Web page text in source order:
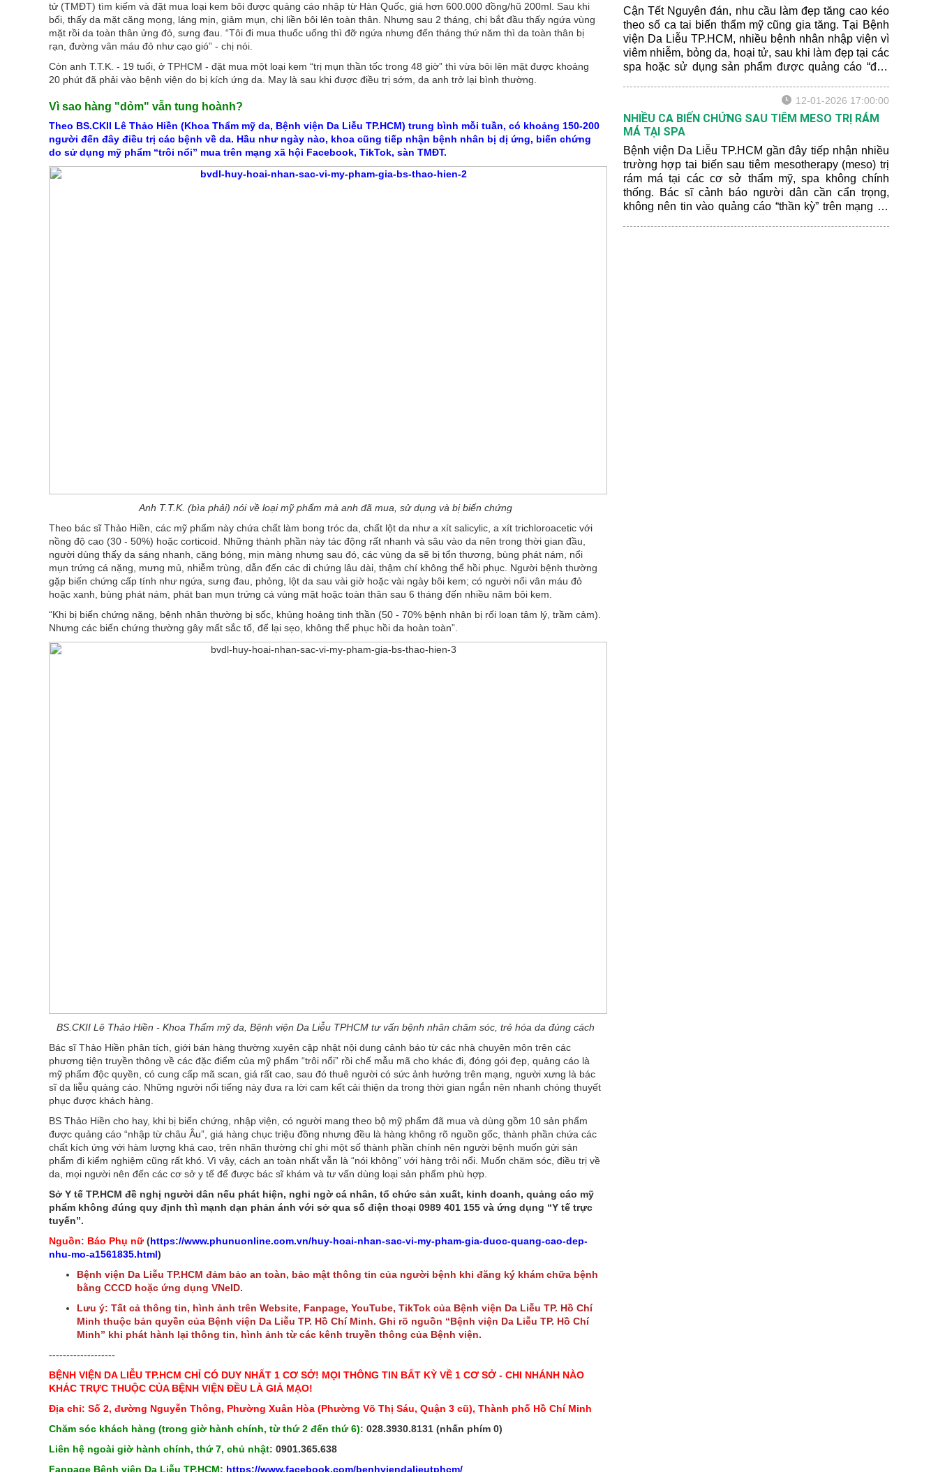
tử (TMĐT) tìm kiếm và đặt mua loại kem bôi được quảng cáo nhập từ Hàn Quốc, giá hơn 600.000 đồng/hũ 200ml. Sau khi
bối, thấy da mặt căng mọng, láng mịn, giảm mụn, chị liền bôi lên toàn thân. Nhưng sau 2 tháng, chị bắt đầu thấy ngứa vùng
mặt rồi da toàn thân ửng đỏ, sưng đau. “Tôi đi mua thuốc uống thì đỡ ngứa nhưng đến tháng thứ năm thì da toàn thân bị
rạn, đường vân máu đỏ như cạo gió” - chị nói.
Còn anh T.T.K. - 19 tuổi, ở TPHCM - đặt mua một loại kem “trị mụn thần tốc trong 48 giờ” thì vừa bôi lên mặt được khoảng
20 phút đã phải vào bệnh viện do bị kích ứng da. May là sau khi được điều trị sớm, da anh trở lại bình thường.
Vì sao hàng "dỏm" vẫn tung hoành?
Theo BS.CKII Lê Thảo Hiền (Khoa Thẩm mỹ da, Bệnh viện Da Liễu TP.HCM) trung bình mỗi tuần, có khoảng 150-200
người đến đây điều trị các bệnh về da. Hầu như ngày nào, khoa cũng tiếp nhận bệnh nhân bị dị ứng, biến chứng
do sử dụng mỹ phẩm “trôi nổi” mua trên mạng xã hội Facebook, TikTok, sàn TMĐT.
Anh T.T.K. (bìa phải) nói về loại mỹ phẩm mà anh đã mua, sử dụng và bị biến chứng
Theo bác sĩ Thảo Hiền, các mỹ phẩm này chứa chất làm bong tróc da, chất lột da như a xít salicylic, a xít trichloroacetic với
nồng độ cao (30 - 50%) hoặc corticoid. Những thành phần này tác động rất nhanh và sâu vào da nên trong thời gian đầu,
người dùng thấy da sáng nhanh, căng bóng, mịn màng nhưng sau đó, các vùng da sẽ bị tổn thương, bùng phát nám, nổi
mụn trứng cá nặng, mưng mủ, nhiễm trùng, dẫn đến các di chứng lâu dài, thậm chí không thể hồi phục. Người bệnh thường
gặp biến chứng cấp tính như ngứa, sưng đau, phỏng, lột da sau vài giờ hoặc vài ngày bôi kem; có người nổi vân máu đỏ
hoặc xanh, bùng phát nám, phát ban mụn trứng cá vùng mặt hoặc toàn thân sau 6 tháng đến nhiều năm bôi kem.
“Khi bị biến chứng nặng, bệnh nhân thường bị sốc, khủng hoảng tinh thần (50 - 70% bệnh nhân bị rối loạn tâm lý, trầm cảm).
Nhưng các biến chứng thường gây mất sắc tố, để lại sẹo, không thể phục hồi da hoàn toàn”.
BS.CKII Lê Thảo Hiền - Khoa Thẩm mỹ da, Bệnh viện Da Liễu TPHCM tư vấn bệnh nhân chăm sóc, trẻ hóa da đúng cách
Bác sĩ Thảo Hiền phân tích, giới bán hàng thường xuyên cập nhật nội dung cảnh báo từ các nhà chuyên môn trên các
phương tiện truyền thông về các đặc điểm của mỹ phẩm “trôi nổi” rồi chế mẫu mã cho khác đi, đóng gói đẹp, quảng cáo là
mỹ phẩm độc quyền, có cung cấp mã scan, giá rất cao, sau đó thuê người có sức ảnh hưởng trên mạng, người xưng là bác
sĩ da liễu quảng cáo. Những người nổi tiếng này đưa ra lời cam kết cải thiện da trong thời gian ngắn nên nhanh chóng thuyết
phục được khách hàng.
BS Thảo Hiền cho hay, khi bị biến chứng, nhập viện, có người mang theo bộ mỹ phẩm đã mua và dùng gồm 10 sản phẩm
được quảng cáo “nhập từ châu Âu”, giá hàng chục triệu đồng nhưng đều là hàng không rõ nguồn gốc, thành phần chứa các
chất kích ứng với hàm lượng khá cao, trên nhãn thường chỉ ghi một số thành phần chính nên người bệnh muốn gửi sản
phẩm đi kiểm nghiệm cũng rất khó. Vì vậy, cách an toàn nhất vẫn là “nói không” với hàng trôi nổi. Muốn chăm sóc, điều trị về
da, mọi người nên đến các cơ sở y tế để được bác sĩ khám và tư vấn dùng loại sản phẩm phù hợp.
Sở Y tế TP.HCM đề nghị người dân nếu phát hiện, nghi ngờ cá nhân, tổ chức sản xuất, kinh doanh, quảng cáo mỹ
phẩm không đúng quy định thì mạnh dạn phản ánh với sở qua số điện thoại 0989 401 155 và ứng dụng “Y tế trực
tuyến”.
Nguồn: Báo Phụ nữ(https://www.phunuonline.com.vn/huy-hoai-nhan-sac-vi-my-pham-gia-duoc-quang-cao-dep-
nhu-mo-a1561835.html)
Bệnh viện Da Liễu TP.HCM đảm bảo an toàn, bảo mật thông tin của người bệnh khi đăng ký khám chữa bệnh
bằng CCCD hoặc ứng dụng VNeID.
Lưu ý: Tất cả thông tin, hình ảnh trên Website, Fanpage, YouTube, TikTok của Bệnh viện Da Liễu TP. Hồ Chí
Minh thuộc bản quyền của Bệnh viện Da Liễu TP. Hồ Chí Minh. Ghi rõ nguồn “Bệnh viện Da Liễu TP. Hồ Chí
Minh” khi phát hành lại thông tin, hình ảnh từ các kênh truyền thông của Bệnh viện.
-------------------
BỆNH VIỆN DA LIỄU TP.HCM CHỈ CÓ DUY NHẤT 1 CƠ SỞ! MỌI THÔNG TIN BẤT KỲ VỀ 1 CƠ SỞ - CHI NHÁNH NÀO
KHÁC TRỰC THUỘC CỦA BỆNH VIỆN ĐỀU LÀ GIẢ MẠO!
Địa chỉ: Số 2, đường Nguyễn Thông, Phường Xuân Hòa (Phường Võ Thị Sáu, Quận 3 cũ), Thành phố Hồ Chí Minh
Chăm sóc khách hàng (trong giờ hành chính, từ thứ 2 đến thứ 6): 028.3930.8131 (nhấn phím 0)
Liên hệ ngoài giờ hành chính, thứ 7, chủ nhật: 0901.365.638
Fanpage Bệnh viện Da Liễu TP.HCM: https://www.facebook.com/benhviendalieutphcm/
Cận Tết Nguyên đán, nhu cầu làm đẹp tăng cao kéo
theo số ca tai biến thẩm mỹ cũng gia tăng. Tại Bệnh
viện Da Liễu TP.HCM, nhiều bệnh nhân nhập viện vì
viêm nhiễm, bỏng da, hoại tử, sau khi làm đẹp tại các
spa hoặc sử dụng sản phẩm được quảng cáo “đẹp
12-01-2026 17:00:00
NHIỀU CA BIẾN CHỨNG SAU TIÊM MESO TRỊ RÁM
MÁ TẠI SPA
Bệnh viện Da Liễu TP.HCM gần đây tiếp nhận nhiều
trường hợp tai biến sau tiêm mesotherapy (meso) trị
rám má tại các cơ sở thẩm mỹ, spa không chính
thống. Bác sĩ cảnh báo người dân cần cẩn trọng,
không nên tin vào quảng cáo “thần kỳ” trên mạng xã